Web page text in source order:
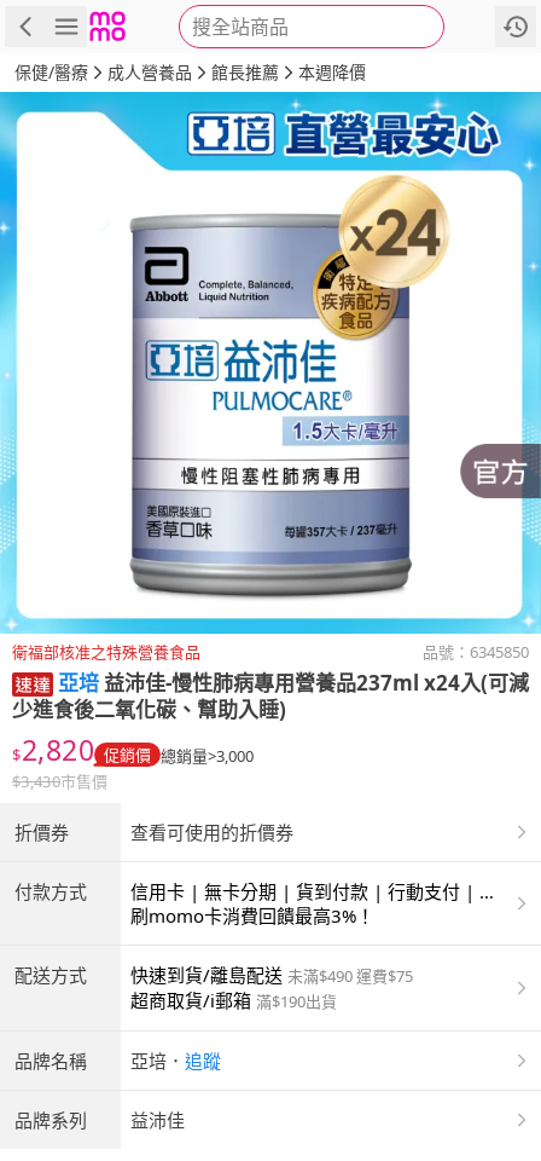
搜全站商品
商品 評價 詳情
保健/醫療 成人營養品 館長推薦 本週降價
衛福部核准之特殊營養食品 品號： 6345850
亞培益沛佳-慢性肺病專用營養品237ml x24入(可減
少進食後二氧化碳、幫助入睡)
$2,820 促銷價 總銷量>3,000
$3,430市售價
折價券 查看可使用的折價券
付款方式
信用卡 | 無卡分期 | 貨到付款 | 行動支付 | 超
商付款 | ATM | 銀聯卡 | 銀行帳戶付款
刷momo卡消費回饋最高3%！
配送方式 快速到貨/離島配送 未滿$490 運費$75
超商取貨/i郵箱 滿$190出貨
品牌名稱 亞培 ． 追蹤
品牌系列 益沛佳